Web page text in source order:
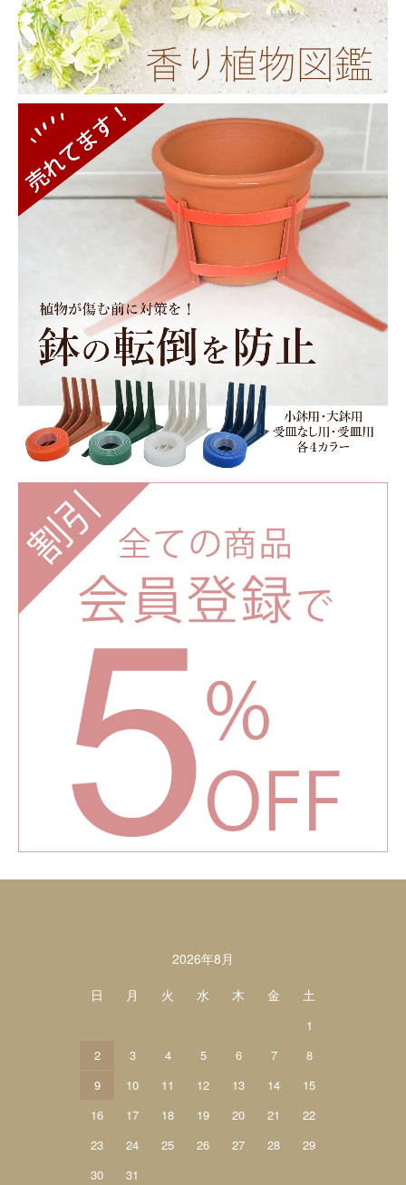
2026年8月
日
月 火 水 木 金 土
1
2
3 4 5 6 7
8
9
10 11 12 13 14
15
16
17 18 19 20 21
22
23
24 25 26 27 28
29
30
31